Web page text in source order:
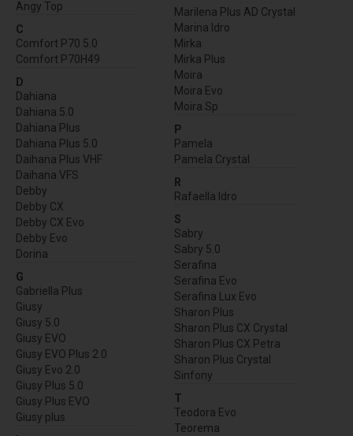
Angy Top
C
Comfort P70 5.0
Comfort P70H49
D
Dahiana
Dahiana 5.0
Dahiana Plus
Dahiana Plus 5.0
Daihana Plus VHF
Daihana VFS
Debby
Debby CX
Debby CX Evo
Debby Evo
Dorina
G
Gabriella Plus
Giusy
Giusy 5.0
Giusy EVO
Giusy EVO Plus 2.0
Giusy Evo 2.0
Giusy Plus 5.0
Giusy Plus EVO
Giusy plus
Marilena Plus AD Crystal
Marina Idro
Mirka
Mirka Plus
Moira
Moira Evo
Moira Sp
P
Pamela
Pamela Crystal
R
Rafaella Idro
S
Sabry
Sabry 5.0
Serafina
Serafina Evo
Serafina Lux Evo
Sharon Plus
Sharon Plus CX Crystal
Sharon Plus CX Petra
Sharon Plus Crystal
Sinfony
T
Teodora Evo
Teorema